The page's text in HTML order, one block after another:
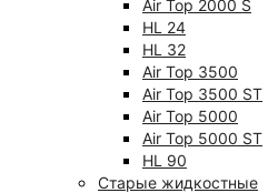
Air Top 2000 S
HL 24
HL 32
Air Top 3500
Air Top 3500 ST
Air Top 5000
Air Top 5000 ST
HL 90
Старые жидкостные